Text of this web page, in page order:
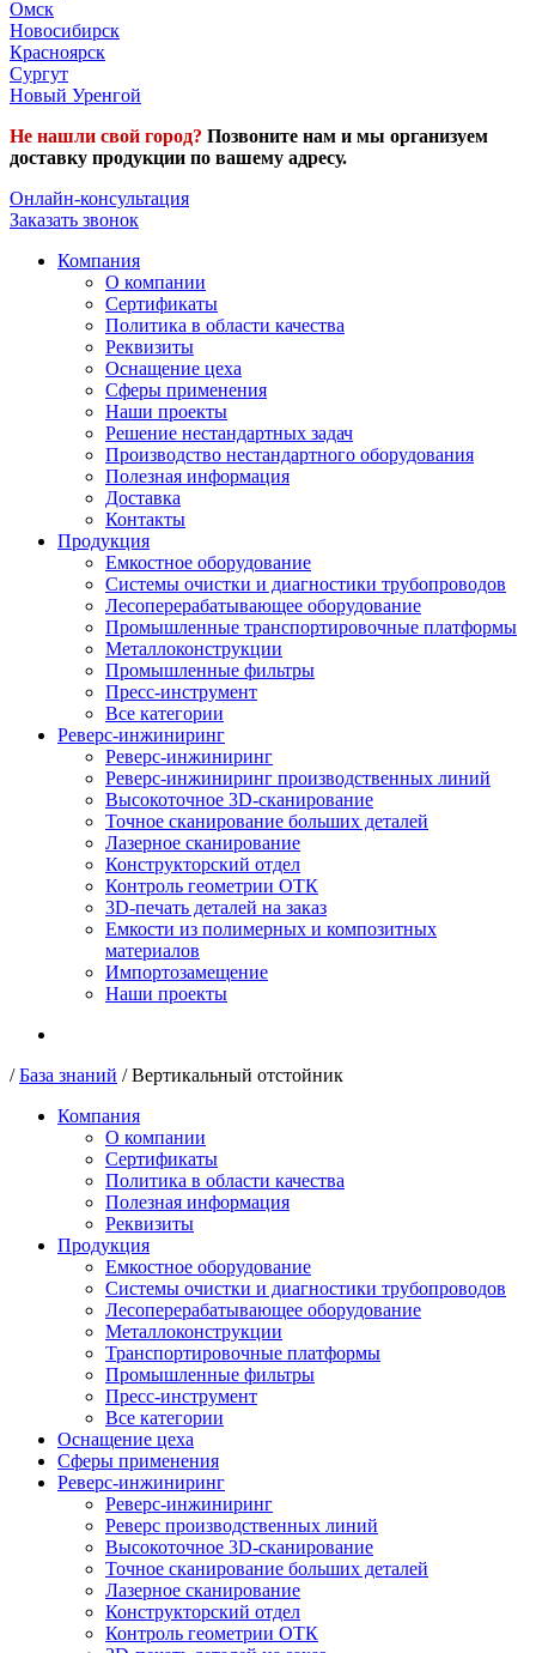
Омск
Новосибирск
Красноярск
Сургут
Новый Уренгой
Не нашли свой город? Позвоните нам и мы организуем
доставку продукции по вашему адресу.
Онлайн-консультация
Заказать звонок
Компания
О компании
Сертификаты
Политика в области качества
Реквизиты
Оснащение цеха
Сферы применения
Наши проекты
Решение нестандартных задач
Производство нестандартного оборудования
Полезная информация
Доставка
Контакты
Продукция
Емкостное оборудование
Системы очистки и диагностики трубопроводов
Лесоперерабатывающее оборудование
Промышленные транспортировочные платформы
Металлоконструкции
Промышленные фильтры
Пресс-инструмент
Все категории
Реверс-инжиниринг
Реверс-инжиниринг
Реверс-инжиниринг производственных линий
Высокоточное 3D-сканирование
Точное сканирование больших деталей
Лазерное сканирование
Конструкторский отдел
Контроль геометрии ОТК
3D-печать деталей на заказ
Емкости из полимерных и композитных
материалов
Импортозамещение
Наши проекты
/База знаний /Вертикальный отстойник
Компания
О компании
Сертификаты
Политика в области качества
Полезная информация
Реквизиты
Продукция
Емкостное оборудование
Системы очистки и диагностики трубопроводов
Лесоперерабатывающее оборудование
Металлоконструкции
Транспортировочные платформы
Промышленные фильтры
Пресс-инструмент
Все категории
Оснащение цеха
Сферы применения
Реверс-инжиниринг
Реверс-инжиниринг
Реверс производственных линий
Высокоточное 3D-сканирование
Точное сканирование больших деталей
Лазерное сканирование
Конструкторский отдел
Контроль геометрии ОТК